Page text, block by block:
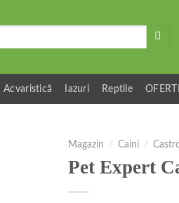
Acvaristică Iazuri Reptile
Magazin / Caini /
Pet Expert